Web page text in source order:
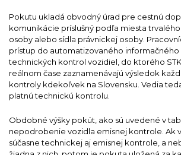
Pokutu ukladá obvodný úrad pre cestnú
komunikácie príslušný podľa miesta
osoby alebo sídla právnickej osoby.
prístup do automatizovaného informačného
technických kontrol vozidiel, do ktorého
reálnom čase zaznamenávajú výsledok
kontroly kdekoľvek na Slovensku. Vedia
platnú technickú kontrolu.
Obdobné výšky pokút, ako sú uvedené v
nepodrobenie vozidla emisnej kontrole. Ak
súčasne technickej aj emisnej kontrole, a